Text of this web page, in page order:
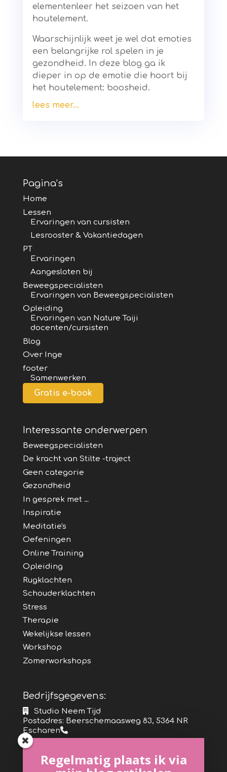
elementenleer het seizoen van het
houtelement.
Waarschijnlijk weet je wel dat emoties
een belangrijke rol spelen in je
gezondheid. In deze blog ga ik
dieper in op de emotie die hoort bij
het houtelement: boosheid.
lees meer...
Pagina’s
Home
Lessen
Ervaringen van cursisten
Lesrooster & Vakantiedagen
PT
Ervaringen
Aangesloten bij
Beweegspecialisten
Ervaringen van Beweegspecialisten
Opleiding
Ervaringen van Nature Taiji
docenten/cursisten
Blog
Over Inge
footer
Samenwerken
Gratis e-book
Interessante onderwerpen
Beweegspecialisten
De kracht van Stilte -traject
Geen categorie
Gezondheid
In gesprek met …
Inspiratie
Meditatie's
Oefeningen
Online Training
Opleiding
Rugklachten
Schouderklachten
Stress
Therapie
Wekelijkse lessen
Workshop
Zomerworkshops
Bedrijfsgegevens:
Studio Neem Tijd
Postadres: Beerschemaasweg 83, 5364 NR
Escharen
Studio adres: St. Machutusweg 1, 5364 RB
Escharen
Regelmatig plaats ik via